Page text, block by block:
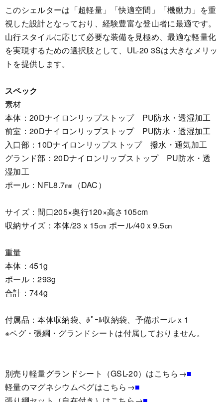
このシェルターは「超軽量」「快適空間」「機動力」を重
視した設計となっており、経験豊富な登山者に最適です。
山行スタイルに応じて必要な装備を見極め、最適な軽量化
を実現するための選択肢として、UL-20 3Sは大きなメリッ
トを提供します。
スペック
素材
本体：20Dナイロンリップストップ PU防水・透湿加工
前室：20Dナイロンリップストップ PU防水・透湿加工
入口部：10Dナイロンリップストップ 撥水・通気加工
グランド部：20Dナイロンリップストップ PU防水・透
湿加工
ポール：NFL8.7㎜（DAC）
サイズ：間口205×奥行120×高さ105cm
収納サイズ：本体/23ｘ15㎝ ポール/40ｘ9.5㎝
重量
本体：451g
ポール：293g
合計：744g
付属品：本体収納袋、ﾎﾟｰﾙ収納袋、予備ポールｘ1
※ペグ・張綱・グランドシートは付属しておりません。
別売り軽量グランドシート（GSL-20）はこちら→■
軽量のマグネシウムペグはこちら→■